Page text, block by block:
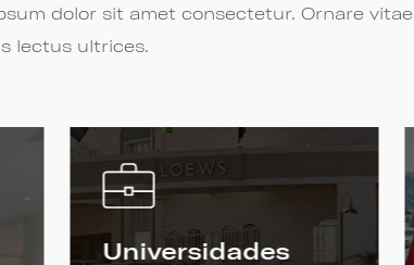
dolor sit amet consectetur. Ornare vitae
lectus ultrices.
Universidades